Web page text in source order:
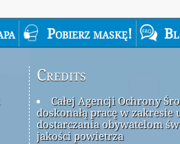
Pobierz maskę!
Credits
Całej Agencji Ochrony
doskonałą pracę w
dostarczania obywatelom
jakości powietrza